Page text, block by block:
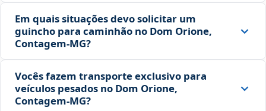
Em quais situações devo solicitar um
guincho para caminhão no Dom Orione,
Contagem‑MG?
Vocês fazem transporte exclusivo para
veículos pesados no Dom Orione,
Contagem‑MG?